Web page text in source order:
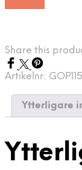
Share this
Artikelnr:
Ytterligare